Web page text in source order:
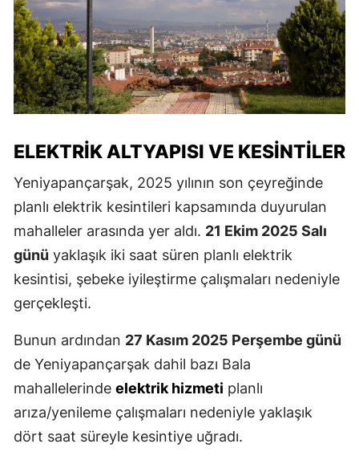
ELEKTRIK ALTYAPISI VE KESINTILER
Yeniyapançarşak, 2025 yılının son çeyreğinde
planlı elektrik kesintileri kapsamında duyurulan
mahalleler arasında yer aldı. 21 Ekim 2025 Salı
günü yaklaşık iki saat süren planlı elektrik
kesintisi, şebeke iyileştirme çalışmaları nedeniyle
gerçekleşti.
Bunun ardından 27 Kasım 2025 Perşembe günü
de Yeniyapançarşak dahil bazı Bala
mahallelerinde elektrik hizmeti planlı
arıza/yenileme çalışmaları nedeniyle yaklaşık
dört saat süreyle kesintiye uğradı.